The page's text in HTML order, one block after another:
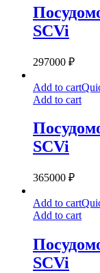
SCVi
SCVi
297000 ₽
машина
SCVi
Add to cart
Add to cart
SCVi
365000 ₽
машина
SCVi
Add to cart
Add to cart
SCVi